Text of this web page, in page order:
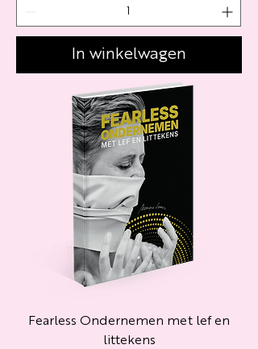
In winkelwagen
Fearless Ondernemen met lef en
littekens